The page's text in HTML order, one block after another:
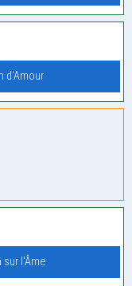
d'Amour
sur l'Âme